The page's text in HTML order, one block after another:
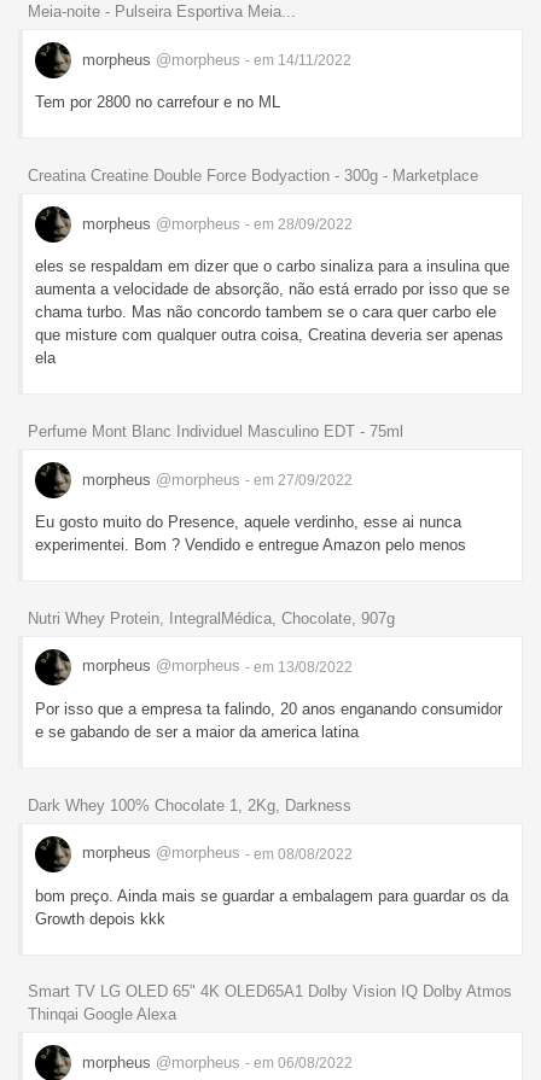
Meia-noite - Pulseira Esportiva Meia...
morpheus @morpheus - em 14/11/2022
Tem por 2800 no carrefour e no ML
Creatina Creatine Double Force Bodyaction - 300g - Marketplace
morpheus @morpheus - em 28/09/2022
eles se respaldam em dizer que o carbo sinaliza para a insulina que
aumenta a velocidade de absorção, não está errado por isso que se
chama turbo. Mas não concordo tambem se o cara quer carbo ele
que misture com qualquer outra coisa, Creatina deveria ser apenas
ela
Perfume Mont Blanc Individuel Masculino EDT - 75ml
morpheus @morpheus - em 27/09/2022
Eu gosto muito do Presence, aquele verdinho, esse ai nunca
experimentei. Bom ? Vendido e entregue Amazon pelo menos
Nutri Whey Protein, IntegralMédica, Chocolate, 907g
morpheus @morpheus - em 13/08/2022
Por isso que a empresa ta falindo, 20 anos enganando consumidor
e se gabando de ser a maior da america latina
Dark Whey 100% Chocolate 1, 2Kg, Darkness
morpheus @morpheus - em 08/08/2022
bom preço. Ainda mais se guardar a embalagem para guardar os da
Growth depois kkk
Smart TV LG OLED 65" 4K OLED65A1 Dolby Vision IQ Dolby Atmos
Thinqai Google Alexa
morpheus @morpheus - em 06/08/2022